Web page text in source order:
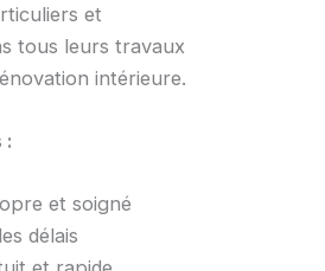
et
tous leurs travaux
intérieure.
:
et soigné
délais